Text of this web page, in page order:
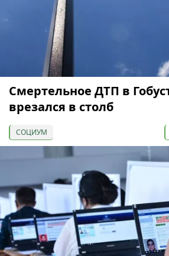
Смертельное ДТП в
врезался в столб
СОЦИУМ